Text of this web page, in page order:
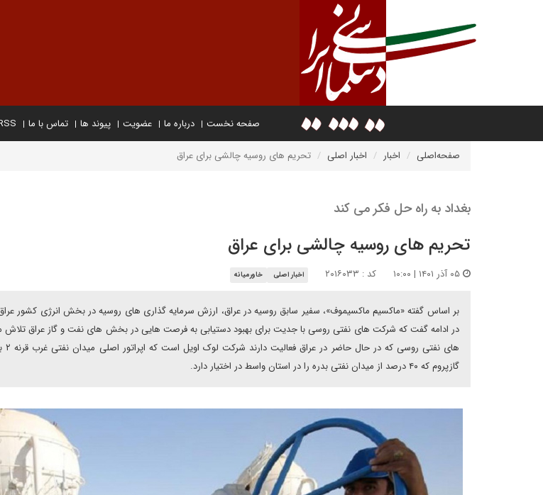
صفحه نخست درباره ما عضویت پیوند ها تماس با ما
صفحه‌اصلی اخبار اخبار اصلی تحریم های روسیه چالشی برای عراق
بغداد به راه حل فکر می کند
تحریم های روسیه چالشی برای عراق
کد : ۲۰۱۶۰۳۳ اخبار اصلی خاورمیانه
در ادامه گفت که شرکت های نفتی روسی با جدیت برای بهبود دستیابی به فرصت هایی در بخش های نفت و گاز عراق
گازپروم که ۴۰ درصد از میدان نفتی بدره را در استان واسط در اختیار دارد.